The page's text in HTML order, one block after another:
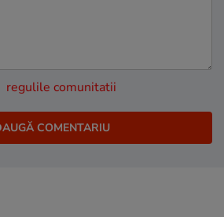
regulile comunitatii